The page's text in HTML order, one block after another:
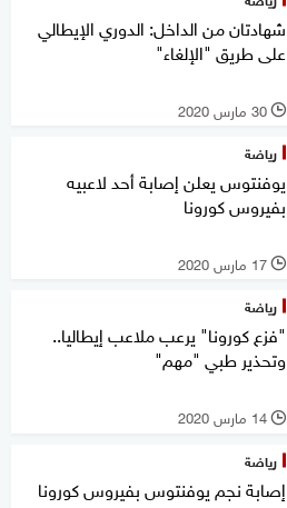
شهادتان من الداخل: الدوري الإيطالي
على طريق "الإلغاء"
l 30 مارس 2020
رياضة
يوفنتوس يعلن إصابة أحد لاعبيه
بفيروس كورونا
l 17 مارس 2020
رياضة
"فزع كورونا" يرعب ملاعب إيطاليا..
وتحذير طبي "مهم"
l 14 مارس 2020
رياضة
إصابة نجم يوفنتوس بفيروس كورونا